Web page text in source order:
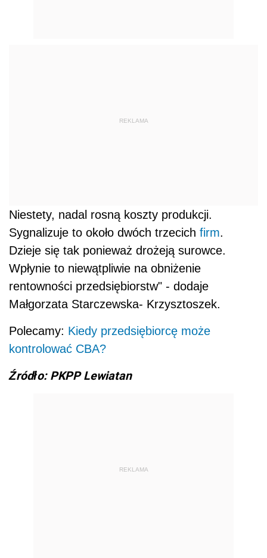
REKLAMA
Niestety, nadal rosną koszty produkcji.
Sygnalizuje to około dwóch trzecich firm.
Dzieje się tak ponieważ drożeją surowce.
Wpłynie to niewątpliwie na obniżenie
rentowności przedsiębiorstw" - dodaje
Małgorzata Starczewska- Krzysztoszek.
Polecamy: Kiedy przedsiębiorcę może
kontrolować CBA?
Źródło: PKPP Lewiatan
REKLAMA